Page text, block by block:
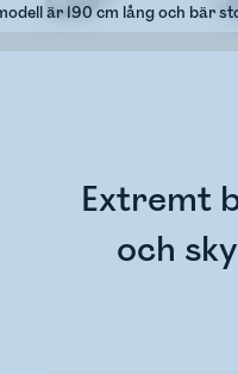
är 190 cm lång och bär
Extremt
och